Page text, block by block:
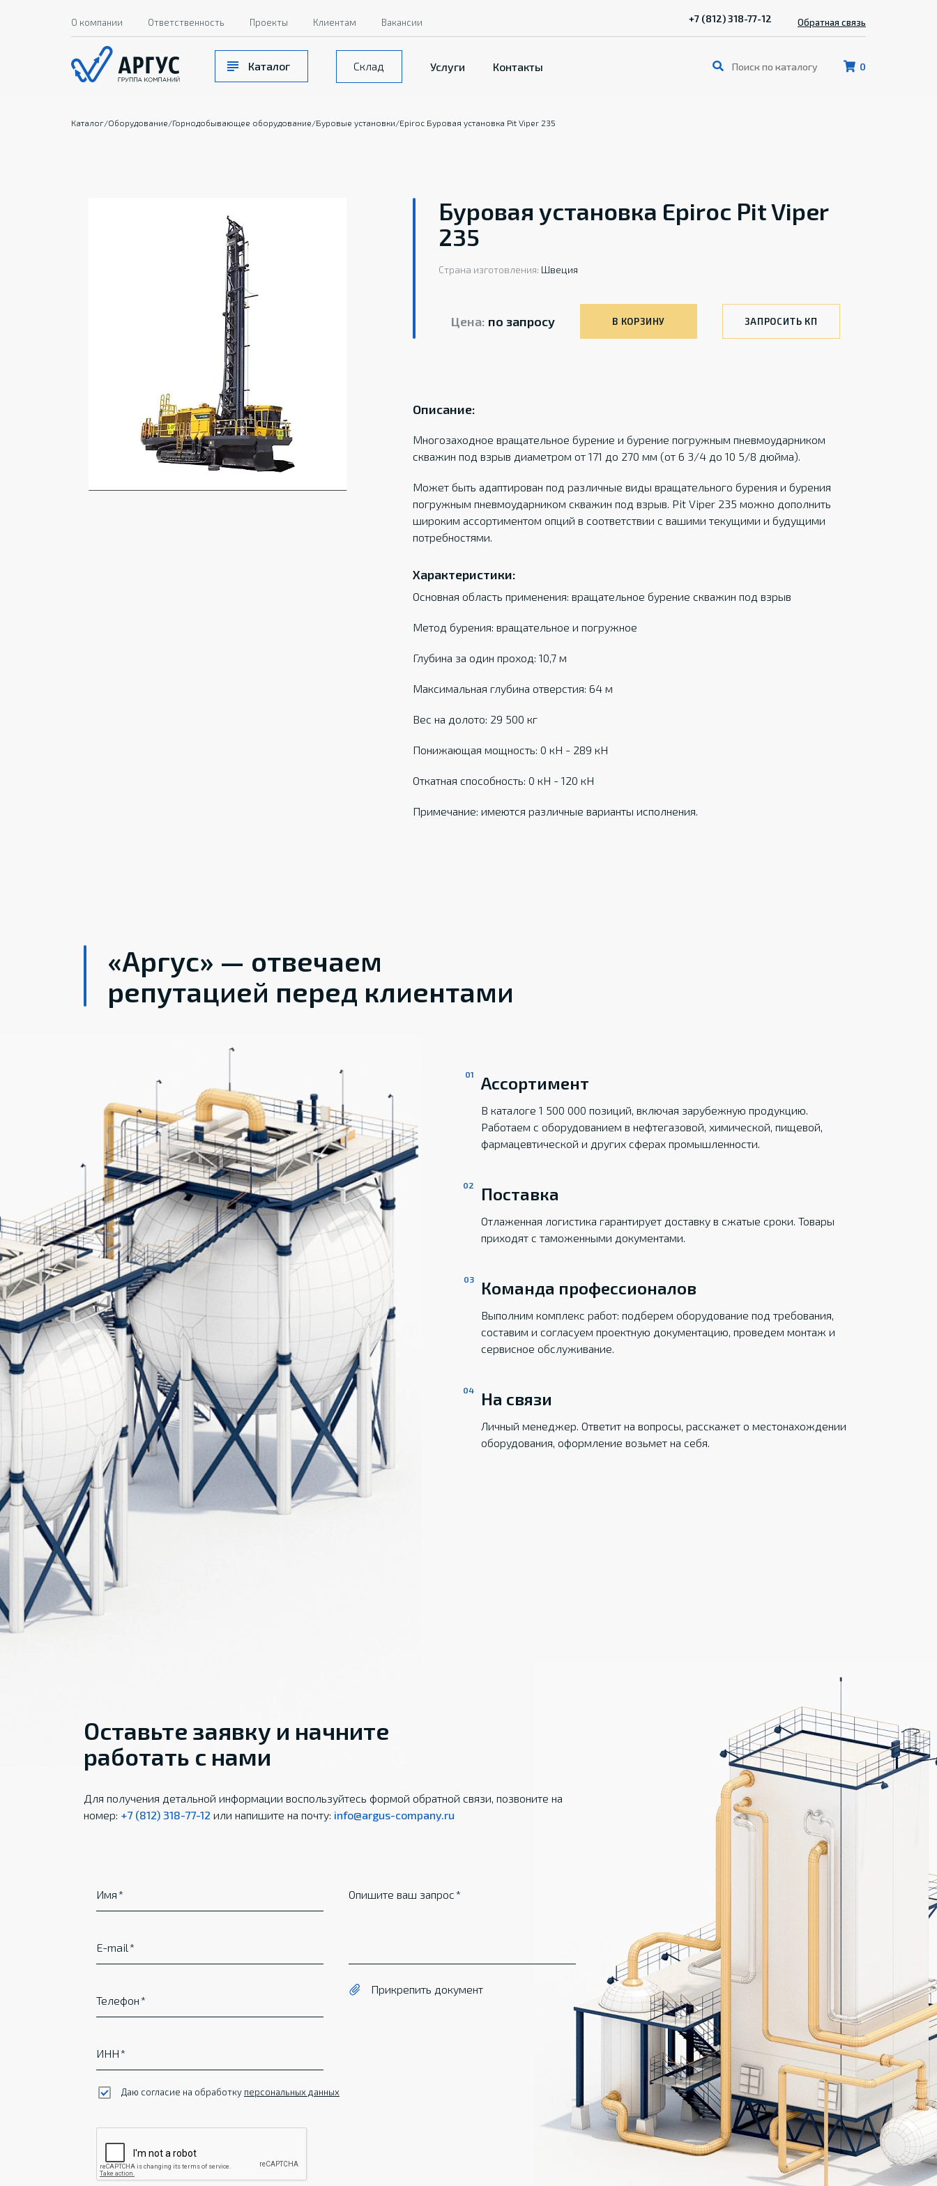
0
Каталог Склад Услуги Контакты
О компании Ответственность Проекты Клиентам Вакансии +7 (812) 318-77-12 Обратная связь
Каталог/Оборудование/Горнодобывающее оборудование/Буровые установки/Epiroc Буровая установка Pit Viper 235
Буровая установка Epiroc Pit Viper
235
Страна изготовления: Швеция
Цена: по запросу В КОРЗИНУ ЗАПРОСИТЬ КП
Описание:
Многозаходное вращательное бурение и бурение погружным пневмоударником
скважин под взрыв диаметром от 171 до 270 мм (от 6 3/4 до 10 5/8 дюйма).
Может быть адаптирован под различные виды вращательного бурения и бурения
погружным пневмоударником скважин под взрыв. Pit Viper 235 можно дополнить
широким ассортиментом опций в соответствии с вашими текущими и будущими
потребностями.
Характеристики:
Основная область применения: вращательное бурение скважин под взрыв
Метод бурения: вращательное и погружное
Глубина за один проход: 10,7 м
Максимальная глубина отверстия: 64 м
Вес на долото: 29 500 кг
Понижающая мощность: 0 кН - 289 кН
Откатная способность: 0 кН - 120 кН
Примечание: имеются различные варианты исполнения.
«Аргус» — отвечаем
репутацией перед клиентами
Ассортимент
В каталоге 1 500 000 позиций, включая зарубежную продукцию.
Работаем с оборудованием в нефтегазовой, химической, пищевой,
фармацевтической и других сферах промышленности.
Поставка
Отлаженная логистика гарантирует доставку в сжатые сроки. Товары
приходят с таможенными документами.
Команда профессионалов
Выполним комплекс работ: подберем оборудование под требования,
составим и согласуем проектную документацию, проведем монтаж и
сервисное обслуживание.
На связи
Личный менеджер. Ответит на вопросы, расскажет о местонахождении
оборудования, оформление возьмет на себя.
Оставьте заявку и начните
работать с нами
Для получения детальной информации воспользуйтесь формой обратной связи, позвоните на
номер: +7 (812) 318-77-12 или напишите на почту: info@argus-company.ru
Имя
E-mail
Телефон
ИНН
Опишите ваш запрос
Прикрепить документ
Даю согласие на обработку персональных данных